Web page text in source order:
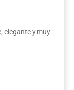
elegante y muy